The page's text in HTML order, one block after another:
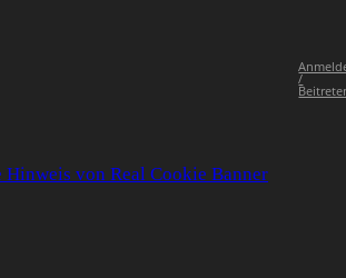
/
Hinweis von Real Cookie Banner